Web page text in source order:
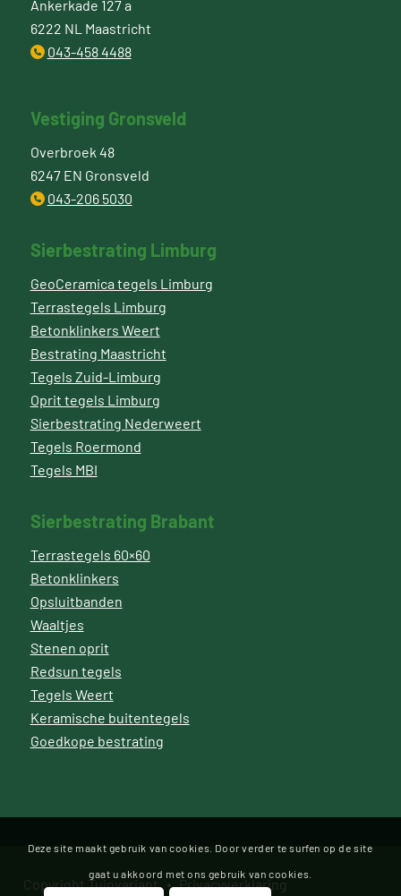
Ankerkade 127 a
6222 NL Maastricht
043-458 4488
Vestiging Gronsveld
Overbroek 48
6247 EN Gronsveld
043-206 5030
Sierbestrating Limburg
GeoCeramica tegels Limburg
Terrastegels Limburg
Betonklinkers Weert
Bestrating Maastricht
Tegels Zuid-Limburg
Oprit tegels Limburg
Sierbestrating Nederweert
Tegels Roermond
Tegels MBI
Sierbestrating Brabant
Terrastegels 60×60
Betonklinkers
Opsluitbanden
Waaltjes
Stenen oprit
Redsun tegels
Tegels Weert
Keramische buitentegels
Goedkope bestrating
Copyright Tuinvariant Privacyverklaring
Deze site maakt gebruik van cookies. Door verder te surfen op de site
gaat u akkoord met ons gebruik van cookies.